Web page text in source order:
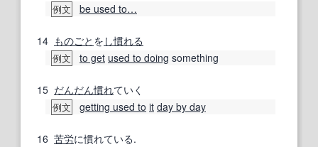
例文 be used to…
14 ものごと を し慣れる
例文 to get used to doing something
15 だんだん慣れていく
例文 getting used to it day by day
16 苦労に慣れている.